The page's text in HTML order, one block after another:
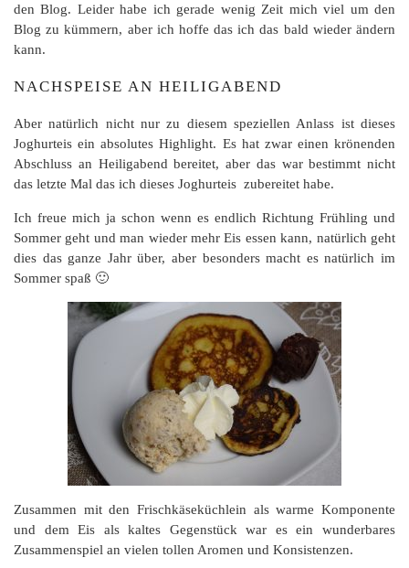
den Blog. Leider habe ich gerade wenig Zeit mich viel um den
Blog zu kümmern, aber ich hoffe das ich das bald wieder ändern
kann.
NACHSPEISE AN HEILIGABEND
Aber natürlich nicht nur zu diesem speziellen Anlass ist dieses
Joghurteis ein absolutes Highlight. Es hat zwar einen krönenden
Abschluss an Heiligabend bereitet, aber das war bestimmt nicht
das letzte Mal das ich dieses Joghurteis zubereitet habe.
Ich freue mich ja schon wenn es endlich Richtung Frühling und
Sommer geht und man wieder mehr Eis essen kann, natürlich geht
dies das ganze Jahr über, aber besonders macht es natürlich im
Sommer spaß 🙂
Zusammen mit den Frischkäseküchlein als warme Komponente
und dem Eis als kaltes Gegenstück war es ein wunderbares
Zusammenspiel an vielen tollen Aromen und Konsistenzen.